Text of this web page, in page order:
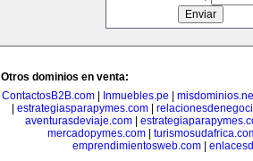
Otros dominios en venta:
ContactosB2B.com
Inmuebles.pe
estrategiasparapymes.com
aventurasdeviaje.com|
mercadopymes.com
emprendimientosweb.com